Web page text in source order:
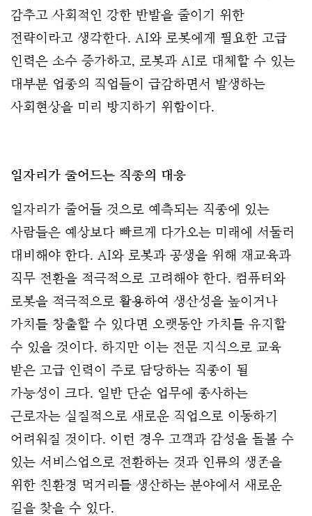
감추고 사회적인 강한 반발을 줄이기 위한
전략이라고 생각한다. AI와 로봇에게 필요한 고급
인력은 소수 증가하고, 로봇과 AI로 대체할 수 있는
대부분 업종의 직업들이 급감하면서 발생하는
사회현상을 미리 방지하기 위함이다.
일자리가 줄어드는 직종의 대응
일자리가 줄어들 것으로 예측되는 직종에 있는
사람들은 예상보다 빠르게 다가오는 미래에 서둘러
대비해야 한다. AI와 로봇과 공생을 위해 재교육과
직무 전환을 적극적으로 고려해야 한다. 컴퓨터와
로봇을 적극적으로 활용하여 생산성을 높이거나
가치를 창출할 수 있다면 오랫동안 가치를 유지할
수 있을 것이다. 하지만 이는 전문 지식으로 교육
받은 고급 인력이 주로 담당하는 직종이 될
가능성이 크다. 일반 단순 업무에 종사하는
근로자는 실질적으로 새로운 직업으로 이동하기
어려워질 것이다. 이런 경우 고객과 감성을 돌볼 수
있는 서비스업으로 전환하는 것과 인류의 생존을
위한 친환경 먹거리를 생산하는 분야에서 새로운
길을 찾을 수 있다.